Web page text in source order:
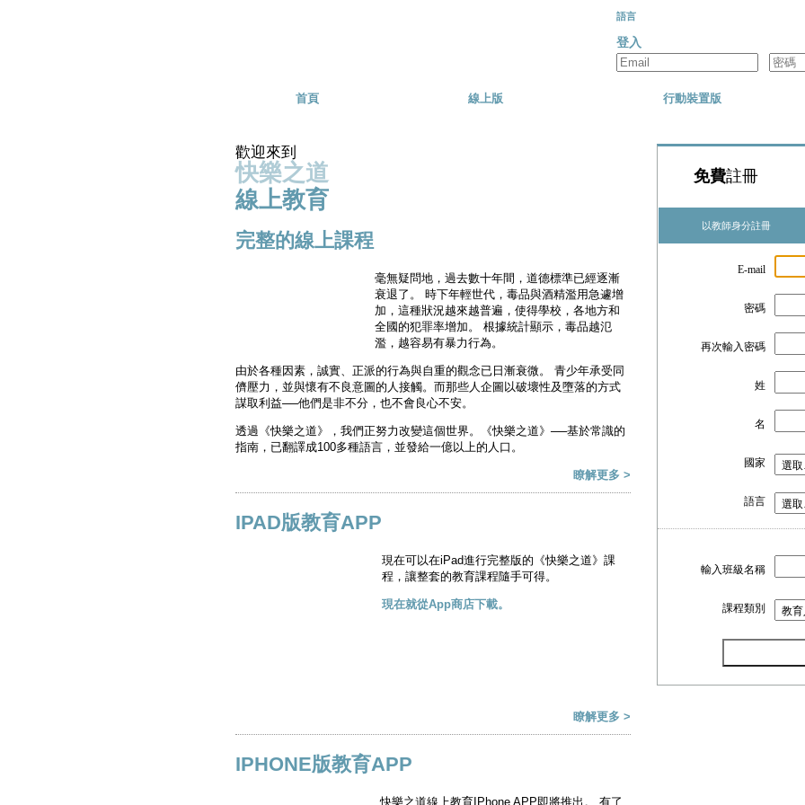
語言
登入
首頁 線上版 行動裝置版
歡迎來到
快樂之道
線上教育
完整的線上課程
毫無疑問地，過去數十年間，道德標準已經逐漸
衰退了。 時下年輕世代，毒品與酒精濫用急遽增
加，這種狀況越來越普遍，使得學校，各地方和
全國的犯罪率增加。 根據統計顯示，毒品越氾
濫，越容易有暴力行為。
由於各種因素，誠實、正派的行為與自重的觀念已日漸衰微。 青少年承受同
儕壓力，並與懷有不良意圖的人接觸。而那些人企圖以破壞性及墮落的方式
謀取利益──他們是非不分，也不會良心不安。
透過《快樂之道》，我們正努力改變這個世界。《快樂之道》──基於常識的
指南，已翻譯成100多種語言，並發給一億以上的人口。
瞭解更多 >
IPAD版教育APP
現在可以在iPad進行完整版的《快樂之道》課
程，讓整套的教育課程隨手可得。
現在就從App商店下載。
瞭解更多 >
IPHONE版教育APP
快樂之道線上教育IPhone APP即將推出。 有了
免費註冊
以教師身分註冊
E-mail
密碼
再次輸入密碼
姓
名
國家
語言
電話號碼
職位／職業
輸入班級名稱
課程類別